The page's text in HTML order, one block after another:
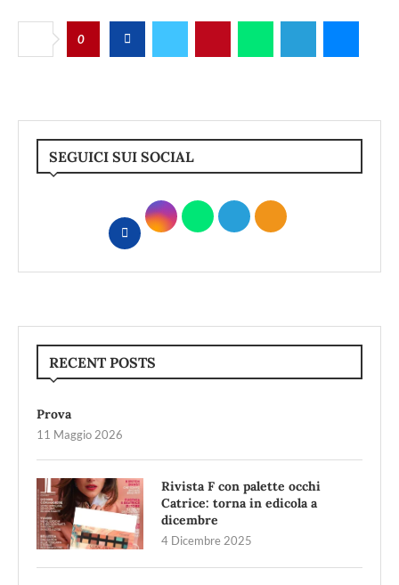
0
SEGUICI SUI SOCIAL
RECENT POSTS
Prova
11 Maggio 2026
Rivista F con palette occhi
Catrice: torna in edicola a
dicembre
4 Dicembre 2025